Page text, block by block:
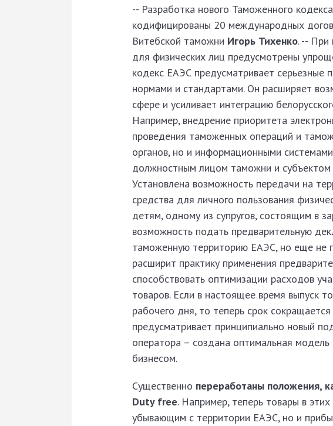
-- Разработка нового Таможенного
кодифицированы 20 международных
Витебской таможни Игорь Тихенко. -- При
для физических лиц предусмотрены
кодекс ЕАЭС предусматривает
нормами и стандартами. Он расширяет
сфере и усиливает интеграцию
Например, внедрение приоритета
проведения таможенных операций и
органов, но и информационными
должностным лицом таможни и
Установлена возможность передачи на
средства для личного пользования
детям, одному из супругов, состоящим в
возможность подать предварительную
таможенную территорию ЕАЭС, но еще не
расширит практику применения
способствовать оптимизации расходов
товаров. Если в настоящее время выпуск
рабочего дня, то теперь срок
предусматривает принципиально новый
оператора – создана оптимальная
бизнесом.
Существенно переработаны положения,
Duty free. Например, теперь товары в
убывающим с территории ЕАЭС, но и